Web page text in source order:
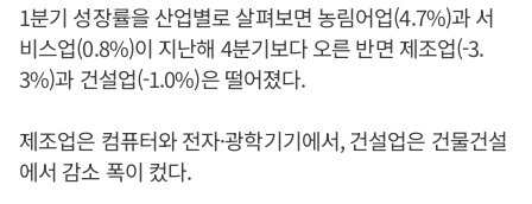
1분기 성장률을 산업별로 살펴보면 농림어업(4.7%)과 서
비스업(0.8%)이 지난해 4분기보다 오른 반면 제조업(-3.
3%)과 건설업(-1.0%)은 떨어졌다.
제조업은 컴퓨터와 전자·광학기기에서, 건설업은 건물건설
에서 감소 폭이 컸다.